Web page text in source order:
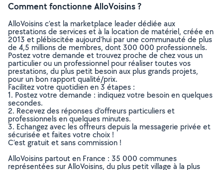
Comment fonctionne AlloVoisins ?
AlloVoisins c’est la marketplace leader dédiée aux
prestations de services et à la location de matériel, créée en
2013 et plébiscitée aujourd’hui par une communauté de plus
de 4,5 millions de membres, dont 300 000 professionnels.
Postez votre demande et trouvez proche de chez vous un
particulier ou un professionnel pour réaliser toutes vos
prestations, du plus petit besoin aux plus grands projets,
pour un bon rapport qualité/prix.
Facilitez votre quotidien en 3 étapes :
1. Postez votre demande : indiquez votre besoin en quelques
secondes.
2. Recevez des réponses d’offreurs particuliers et
professionnels en quelques minutes.
3. Echangez avec les offreurs depuis la messagerie privée et
sécurisée et faites votre choix !
C’est gratuit et sans commission !
AlloVoisins partout en France : 35 000 communes
représentées sur AlloVoisins, du plus petit village à la plus